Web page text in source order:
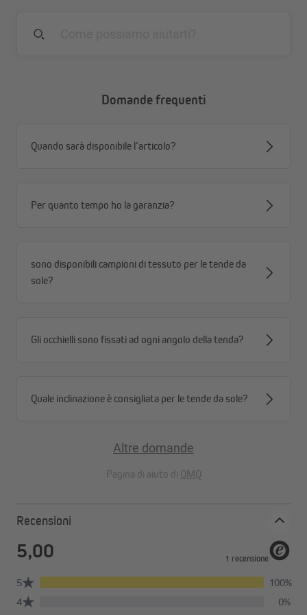
Di seguito trovi alcuni esempi di installazione del telo con
A: Asola del telo - Tenditore - Vite ad anello (legno)
Domande frequenti
Quando sarà disponibile l’articolo?
Per quanto tempo ho la garanzia?
sono disponibili campioni di tessuto per le tende da
sole?
Gli occhielli sono fissati ad ogni angolo della tenda?
Quale inclinazione è consigliata per le tende da sole?
Altre domande
Pagina di aiuto di OMQ
Recensioni